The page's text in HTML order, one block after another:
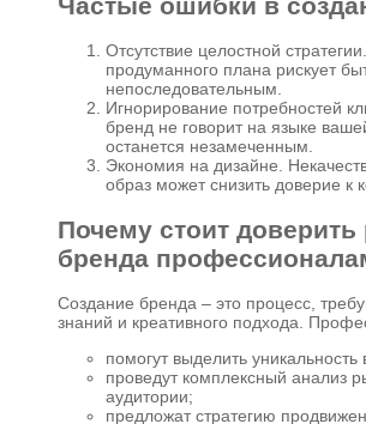
Отсутствие целостной
продуманного плана рискует
непоследовательным.
Игнорирование потребностей
бренд не говорит на языке
останется незамеченным.
Экономия на дизайне.
образ может снизить доверие к
Почему стоит доверить
бренда
Создание бренда – это процесс,
знаний и креативного подхода.
помогут выделить уникальность
проведут комплексный анализ
аудитории;
предложат стратегию